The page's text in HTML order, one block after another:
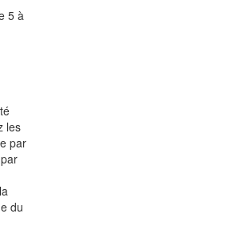
5 à
les
par
du